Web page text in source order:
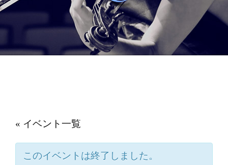
« イベント一覧
このイベントは終了しました。